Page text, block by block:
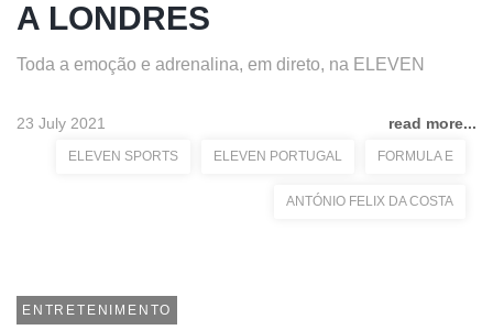
A LONDRES
Toda a emoção e adrenalina, em direto, na ELEVEN
23 July 2021 read more...
ELEVEN SPORTS ELEVEN PORTUGAL FORMULA E
ANTÓNIO FELIX DA COSTA
ENTRETENIMENTO